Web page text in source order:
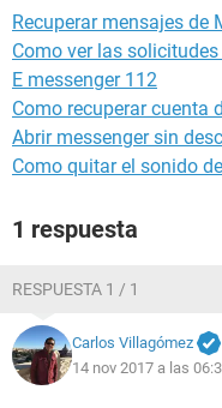
Recuperar mensajes de
Como ver las
E messenger 112
Como recuperar cuenta
Abrir messenger sin
Como quitar el sonido
1 respuesta
RESPUESTA 1 / 1
Carlos Villagómez
14 nov 2017 a las